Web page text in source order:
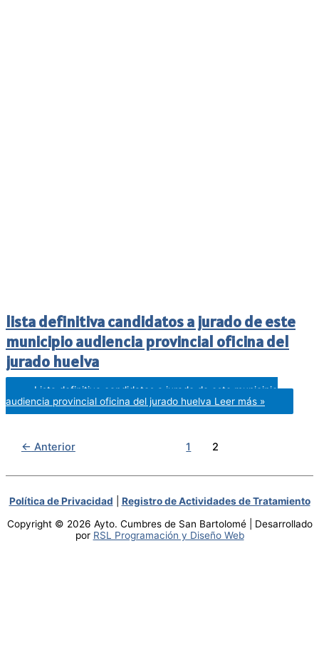
lista definitiva candidatos a jurado de este
municipio audiencia provincial oficina del
jurado huelva
Lista definitiva candidatos a jurado de este municipio
audiencia provincial oficina del jurado huelva Leer más »
← Anterior 1 2
Política de Privacidad
Registro de Actividades de Tratamiento
Copyright © 2026 Ayto. Cumbres de San Bartolomé | Desarrollado
por RSL Programación y Diseño Web